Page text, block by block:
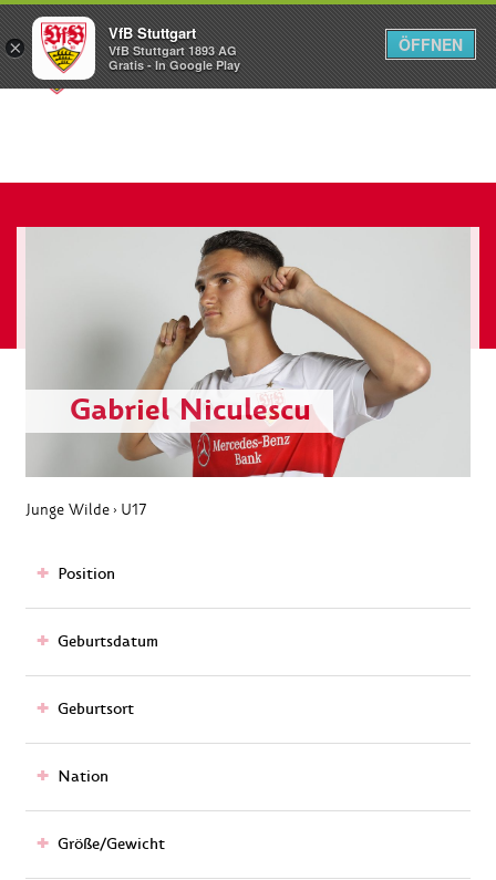
Menü
Gabriel Niculescu
Junge Wilde › U17
Position
Geburtsdatum
Geburtsort
Nation
Größe/Gewicht
×
VfB Stuttgart
VfB Stuttgart 1893 AG
Gratis - In Google Play
ÖFFNEN